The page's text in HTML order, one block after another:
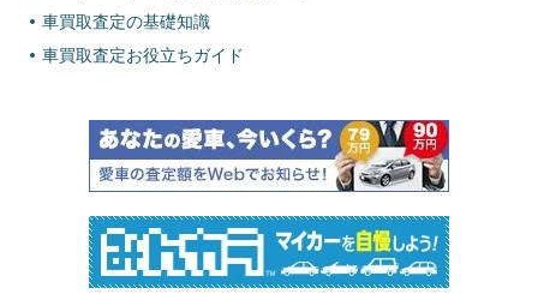
車買取査定の基礎知識
車買取査定お役立ちガイド